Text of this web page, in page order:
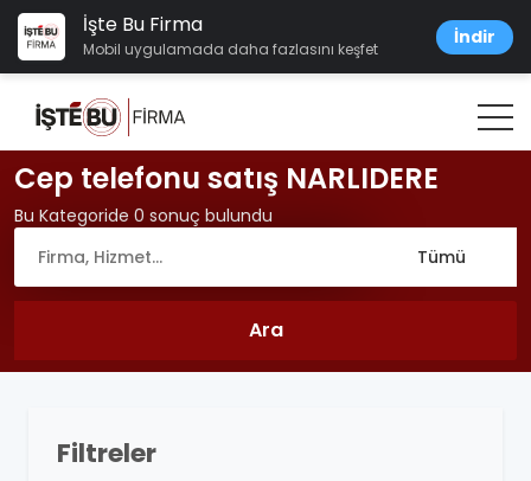
İşte Bu Firma
Mobil uygulamada daha fazlasını keşfet
İndir
Cep telefonu satış NARLIDERE
Bu Kategoride 0 sonuç bulundu
Filtreler